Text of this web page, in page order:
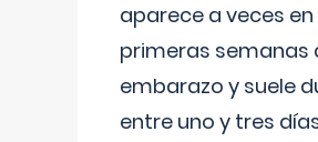
aparece a veces en
primeras semanas
embarazo y suele
entre uno y tres